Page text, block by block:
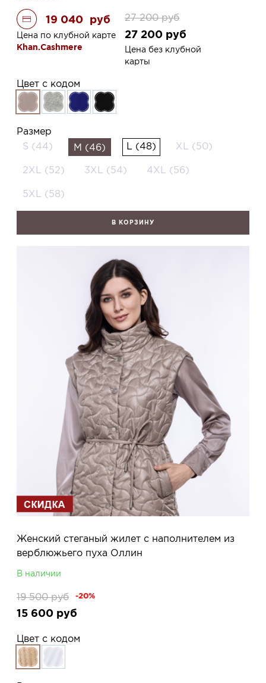
19 040 руб
Цена по клубной карте
Khan.Cashmere
27 200 руб
27 200 руб
Цена без клубной
карты
Цвет с кодом
Размер
S (44)
M (46) L (48) XL (50)
2XL (52) 3XL (54) 4XL (56)
5XL (58)
В КОРЗИНУ
Женский стеганый жилет с наполнителем из
верблюжьего пуха Оллин
В наличии
19 500 руб -20%
15 600 руб
Цвет с кодом